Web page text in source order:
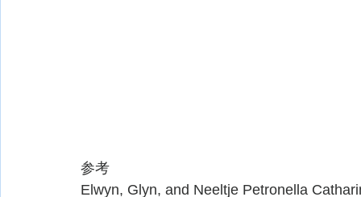
参考
Elwyn, Glyn, and Neeltje Petronella